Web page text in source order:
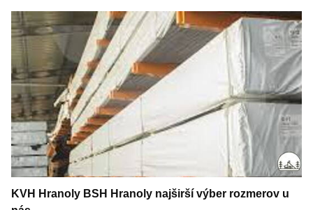
KVH Hranoly BSH Hranoly najširší výber rozmerov u